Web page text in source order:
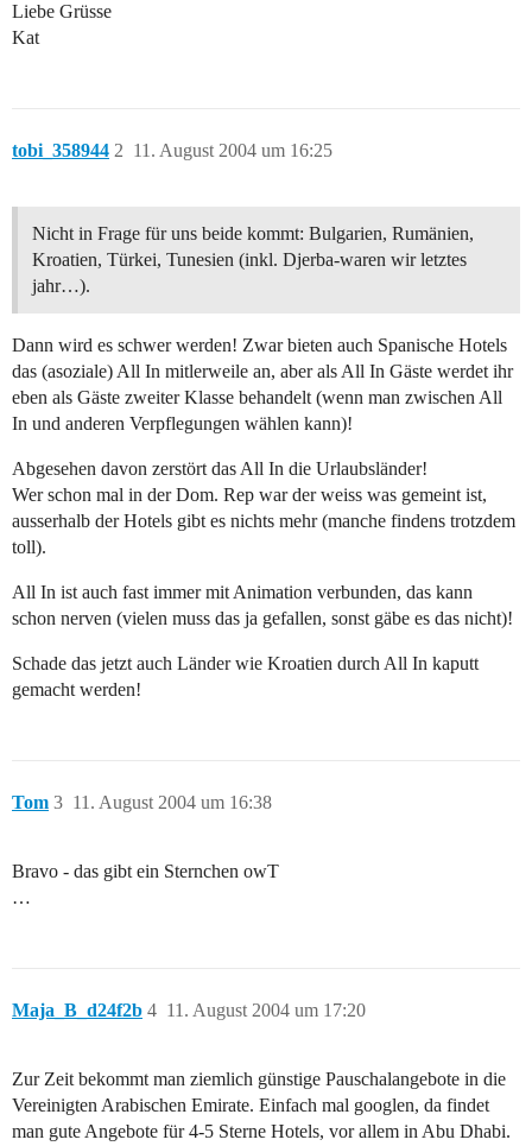
Liebe Grüsse
Kat
tobi_358944 11. August 2004 um 16:25
2
Nicht in Frage für uns beide kommt: Bulgarien, Rumänien,
Kroatien, Türkei, Tunesien (inkl. Djerba-waren wir letztes
jahr…).
Dann wird es schwer werden! Zwar bieten auch Spanische Hotels
das (asoziale) All In mitlerweile an, aber als All In Gäste werdet ihr
eben als Gäste zweiter Klasse behandelt (wenn man zwischen All
In und anderen Verpflegungen wählen kann)!
Abgesehen davon zerstört das All In die Urlaubsländer!
Wer schon mal in der Dom. Rep war der weiss was gemeint ist,
ausserhalb der Hotels gibt es nichts mehr (manche findens trotzdem
toll).
All In ist auch fast immer mit Animation verbunden, das kann
schon nerven (vielen muss das ja gefallen, sonst gäbe es das nicht)!
Schade das jetzt auch Länder wie Kroatien durch All In kaputt
gemacht werden!
Tom 11. August 2004 um 16:38
3
Bravo - das gibt ein Sternchen owT
…
Maja_B_d24f2b 11. August 2004 um 17:20
4
Zur Zeit bekommt man ziemlich günstige Pauschalangebote in die
Vereinigten Arabischen Emirate. Einfach mal googlen, da findet
man gute Angebote für 4-5 Sterne Hotels, vor allem in Abu Dhabi.